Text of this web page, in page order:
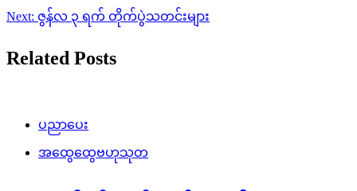
Next: ဇွန်လ ၃ ရက် တိုက်ပွဲသတင်းများ
Related Posts
ပညာပေး
အထွေထွေဗဟုသုတ